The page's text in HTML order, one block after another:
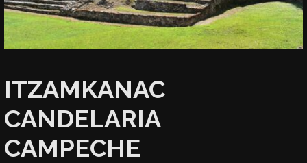
ITZAMKANAC
CANDELARIA
CAMPECHE